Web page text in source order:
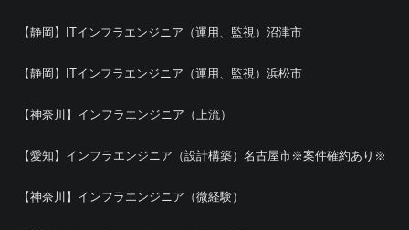
【静岡】ITインフラエンジニア（運用、監視）沼津市
【静岡】ITインフラエンジニア（運用、監視）浜松市
【神奈川】インフラエンジニア（上流）
【愛知】インフラエンジニア（設計構築）名古屋市※案件確約あり※
【神奈川】インフラエンジニア（微経験）